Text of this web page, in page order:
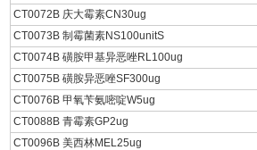
CT0072B 庆大霉素CN30ug
CT0073B 制霉菌素NS100unitS
CT0074B 磺胺甲基异恶唑RL100ug
CT0075B 磺胺异恶唑SF300ug
CT0076B 甲氧苄氨嘧啶W5ug
CT0088B 青霉素GP2ug
CT0096B 美西林MEL25ug